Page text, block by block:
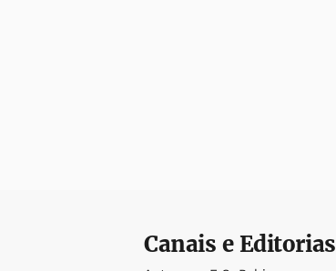
Canais e Editorias